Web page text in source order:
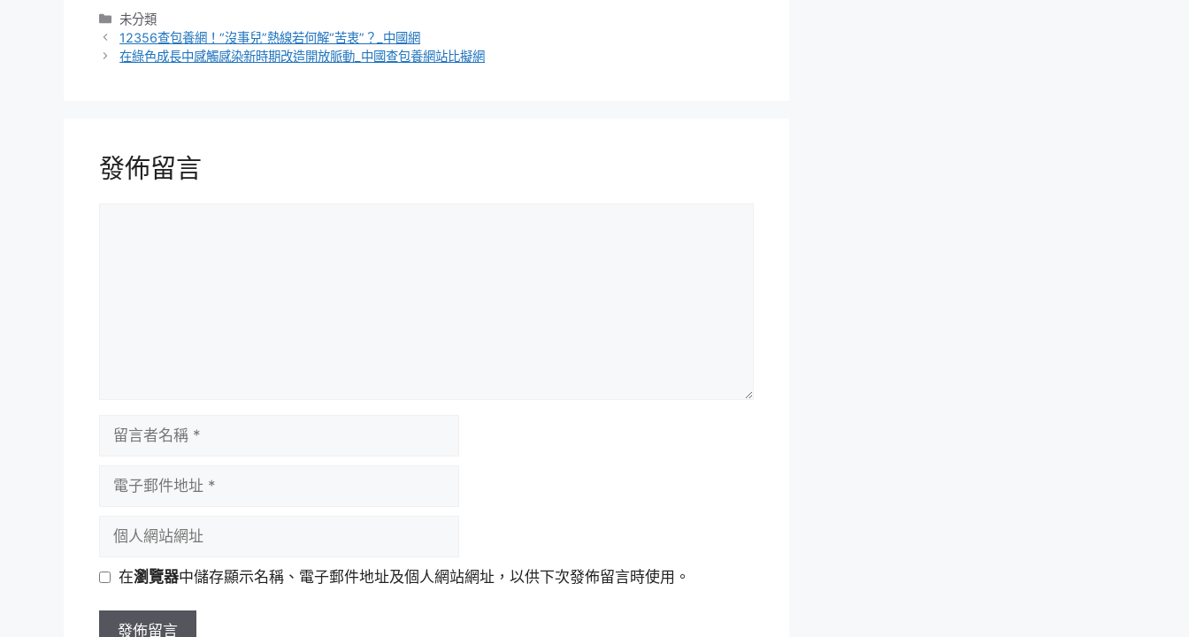
分
類
未分類
12356查包養網！“沒事兒”熱線若何解“苦衷”？_中國網
在綠色成長中感觸感染新時期改造開放脈動_中國查包養網站比擬網
發佈留言
址
網
網
在瀏覽器中儲存顯示名稱、電子郵件地址及個人網站網址，以供下次發佈留言時使用。